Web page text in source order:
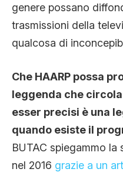
genere possano
trasmissioni della
qualcosa di
Che HAARP possa
leggenda che
esser precisi è una
quando esiste il
BUTAC spiegammo
nel 2016 grazie a un